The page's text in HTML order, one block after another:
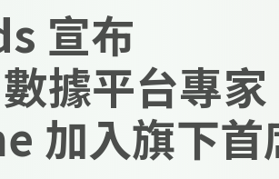
宣布
據平台專家
加入旗下首